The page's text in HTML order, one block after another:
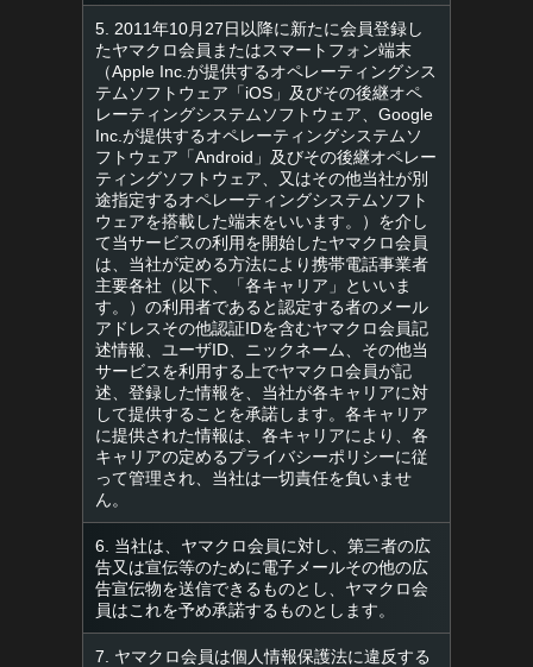
5. 2011年10月27日以降に新たに会員登録し
たヤマクロ会員またはスマートフォン端末
（Apple Inc.が提供するオペレーティングシス
テムソフトウェア「iOS」及びその後継オペ
レーティングシステムソフトウェア、Google
Inc.が提供するオペレーティングシステムソ
フトウェア「Android」及びその後継オペレー
ティングソフトウェア、又はその他当社が別
途指定するオペレーティングシステムソフト
ウェアを搭載した端末をいいます。）を介し
て当サービスの利用を開始したヤマクロ会員
は、当社が定める方法により携帯電話事業者
主要各社（以下、「各キャリア」といいま
す。）の利用者であると認定する者のメール
アドレスその他認証IDを含むヤマクロ会員記
述情報、ユーザID、ニックネーム、その他当
サービスを利用する上でヤマクロ会員が記
述、登録した情報を、当社が各キャリアに対
して提供することを承諾します。各キャリア
に提供された情報は、各キャリアにより、各
キャリアの定めるプライバシーポリシーに従
って管理され、当社は一切責任を負いませ
ん。
6. 当社は、ヤマクロ会員に対し、第三者の広
告又は宣伝等のために電子メールその他の広
告宣伝物を送信できるものとし、ヤマクロ会
員はこれを予め承諾するものとします。
7. ヤマクロ会員は個人情報保護法に違反する